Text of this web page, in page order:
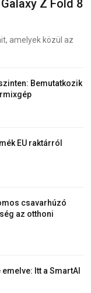
Z Fold 8
amelyek közül az
Bemutatkozik
EU raktárról
csavarhúzó
az otthoni
Itt a SmartAI